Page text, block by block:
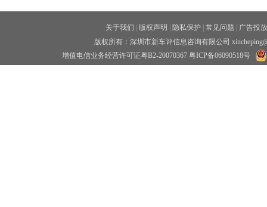
关于我们 版权声明 隐私保护 常见问题
广告投放
版权所有：深圳市新车评信息咨询有限公司
增值电信业务经营许可证粤B2-20070367 粤ICP备06090518号